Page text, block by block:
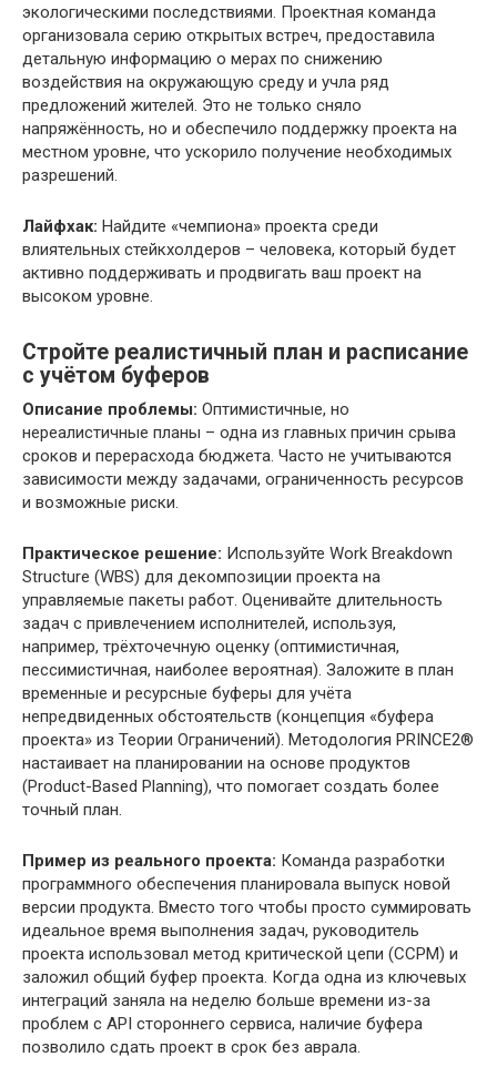
экологическими последствиями. Проектная команда
организовала серию открытых встреч, предоставила
детальную информацию о мерах по снижению
воздействия на окружающую среду и учла ряд
предложений жителей. Это не только сняло
напряжённость, но и обеспечило поддержку проекта на
местном уровне, что ускорило получение необходимых
разрешений.
Лайфхак: Найдите «чемпиона» проекта среди
влиятельных стейкхолдеров – человека, который будет
активно поддерживать и продвигать ваш проект на
высоком уровне.
Стройте реалистичный план и расписание
с учётом буферов
Описание проблемы: Оптимистичные, но
нереалистичные планы – одна из главных причин срыва
сроков и перерасхода бюджета. Часто не учитываются
зависимости между задачами, ограниченность ресурсов
и возможные риски.
Практическое решение: Используйте Work Breakdown
Structure (WBS) для декомпозиции проекта на
управляемые пакеты работ. Оценивайте длительность
задач с привлечением исполнителей, используя,
например, трёхточечную оценку (оптимистичная,
пессимистичная, наиболее вероятная). Заложите в план
временные и ресурсные буферы для учёта
непредвиденных обстоятельств (концепция «буфера
проекта» из Теории Ограничений). Методология PRINCE2®
настаивает на планировании на основе продуктов
(Product-Based Planning), что помогает создать более
точный план.
Пример из реального проекта: Команда разработки
программного обеспечения планировала выпуск новой
версии продукта. Вместо того чтобы просто суммировать
идеальное время выполнения задач, руководитель
проекта использовал метод критической цепи (CCPM) и
заложил общий буфер проекта. Когда одна из ключевых
интеграций заняла на неделю больше времени из-за
проблем с API стороннего сервиса, наличие буфера
позволило сдать проект в срок без аврала.